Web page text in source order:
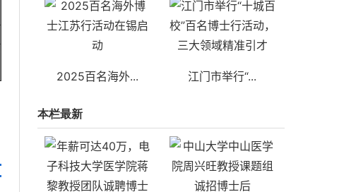
2025百名海外... 江门市举行“...
本栏最新